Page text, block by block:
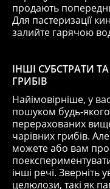
продають
Для пастеризації
залийте гарячою
ІНШІ СУБСТРАТИ
ГРИБІВ
Найімовірніше, у
пошуком будь-
перерахованих
чарівних грибів.
можете або вам
інші речі. Зверніть
целюлози, такі як